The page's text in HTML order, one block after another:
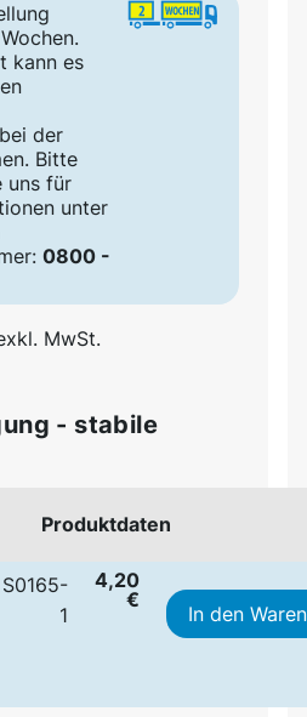
kann es
der
Bitte
uns für
unter
0800 -
MwSt.
- stabile
Produktdaten
S0165-
1
4,20
€
In den